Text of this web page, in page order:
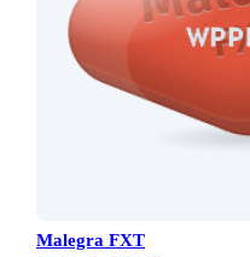
Malegra FXT